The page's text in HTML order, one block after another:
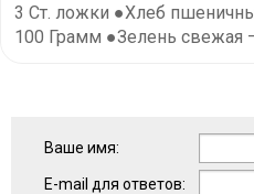
3 Ст. ложки ●Хлеб
100 Грамм ●Зелень свежая
Ваше имя:
E-mail для ответов: